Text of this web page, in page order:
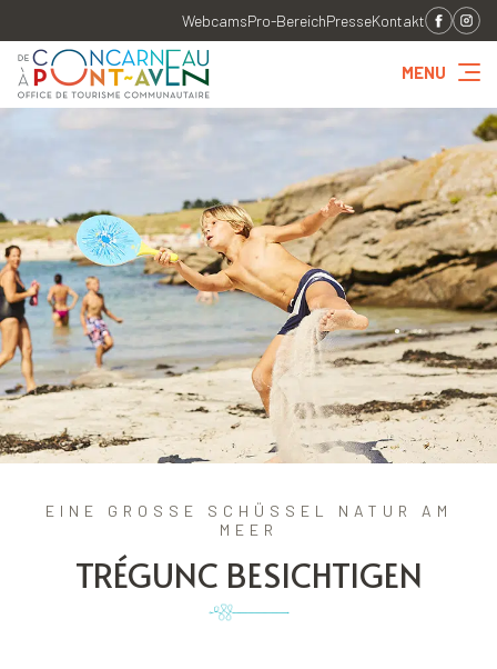
WebcamsPro-BereichPresseKontakt
MENU
EINE GROSSE SCHÜSSEL NATUR AM M
EER
TRÉGUNC BESICHTIGEN